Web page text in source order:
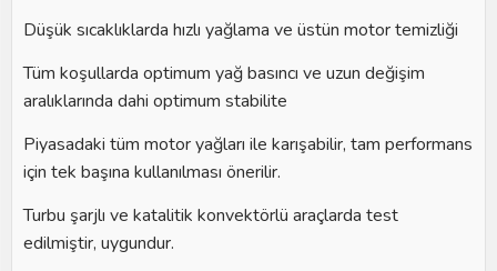
Düşük sıcaklıklarda hızlı yağlama ve üstün motor temizliği
Tüm koşullarda optimum yağ basıncı ve uzun değişim
aralıklarında dahi optimum stabilite
Piyasadaki tüm motor yağları ile karışabilir, tam performans
için tek başına kullanılması önerilir.
Turbu şarjlı ve katalitik konvektörlü araçlarda test
edilmiştir, uygundur.